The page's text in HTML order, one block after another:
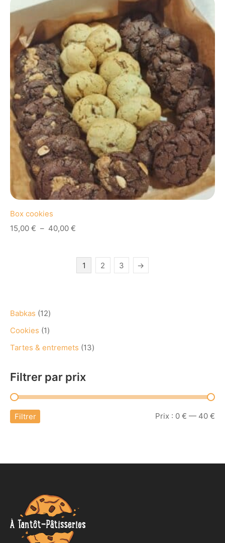
Box cookies
15,00 € – 40,00 €
15,00 €
1 2 3 →
Babkas 1212
produits
Cookies 11
Tartes & entremets 1313
Filtrer par prix
Filtrer Prix : 0 € — 40 €